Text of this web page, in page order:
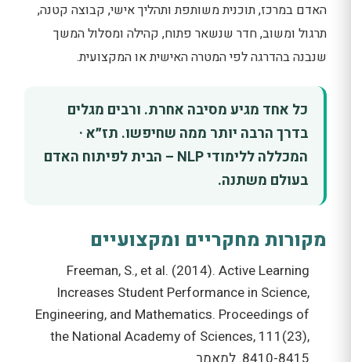
האדם במרכז, תוכנית משותפת ותהליך אישי, קבוצה קטנה,
תרגול ומשוב, חדר שנשאר פתוח, קהילה ומסלול המשך
שנבנה בהדרגה לפי המטרה האישית או המקצועית.
כל אחד מגיע מסיבה אחרת. ורבים מגלים
בדרך הרבה יותר ממה שחיפשו. תז״א ·
המכללה ללימודי NLP – הבית לפיתוח האדם
בעולם משתנה.
מקורות מחקריים ומקצועיים
Freeman, S., et al. (2014). Active Learning
Increases Student Performance in Science,
Engineering, and Mathematics. Proceedings of
the National Academy of Sciences, 111(23),